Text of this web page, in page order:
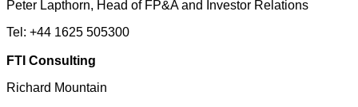
Peter Lapthorn, Head of FP&A and Investor Relations
Tel: +44 1625 505300
FTI Consulting
Richard Mountain